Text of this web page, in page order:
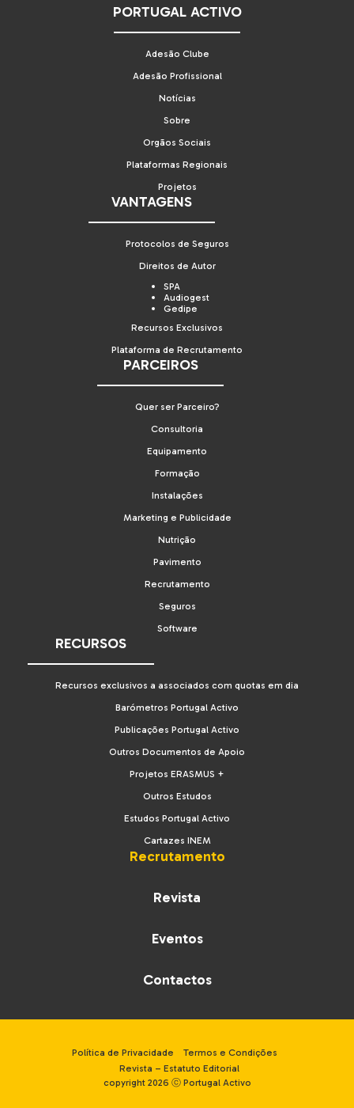
PORTUGAL ACTIVO
Adesão Clube
Adesão Profissional
Notícias
Sobre
Orgãos Sociais
Plataformas Regionais
Projetos
VANTAGENS
Protocolos de Seguros
Direitos de Autor
SPA
Audiogest
Gedipe
Recursos Exclusivos
Plataforma de Recrutamento
PARCEIROS
Quer ser Parceiro?
Consultoria
Equipamento
Formação
Instalações
Marketing e Publicidade
Nutrição
Pavimento
Recrutamento
Seguros
Software
RECURSOS
Recursos exclusivos a associados com quotas em dia
Barómetros Portugal Activo
Publicações Portugal Activo
Outros Documentos de Apoio
Projetos ERASMUS +
Outros Estudos
Estudos Portugal Activo
Cartazes INEM
Recrutamento
Revista
Eventos
Contactos
Política de Privacidade
Termos e Condições
Revista – Estatuto Editorial
copyright 2026 ⓒ Portugal Activo